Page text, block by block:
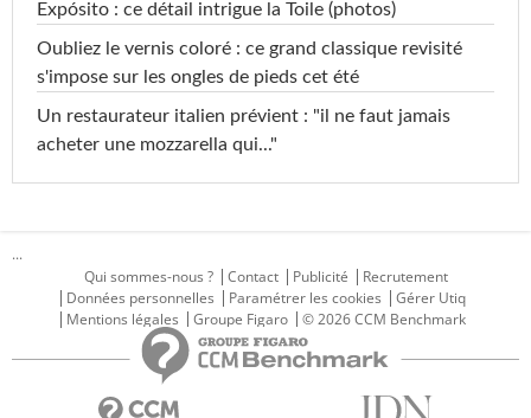
Expósito : ce détail intrigue la Toile (photos)
Oubliez le vernis coloré : ce grand classique revisité
s'impose sur les ongles de pieds cet été
Un restaurateur italien prévient : "il ne faut jamais
acheter une mozzarella qui..."
...
Qui sommes-nous ?
Contact Publicité
Recrutement
Données personnelles
Paramétrer les cookies
Gérer Utiq
Mentions légales
Groupe Figaro © 2026 CCM Benchmark